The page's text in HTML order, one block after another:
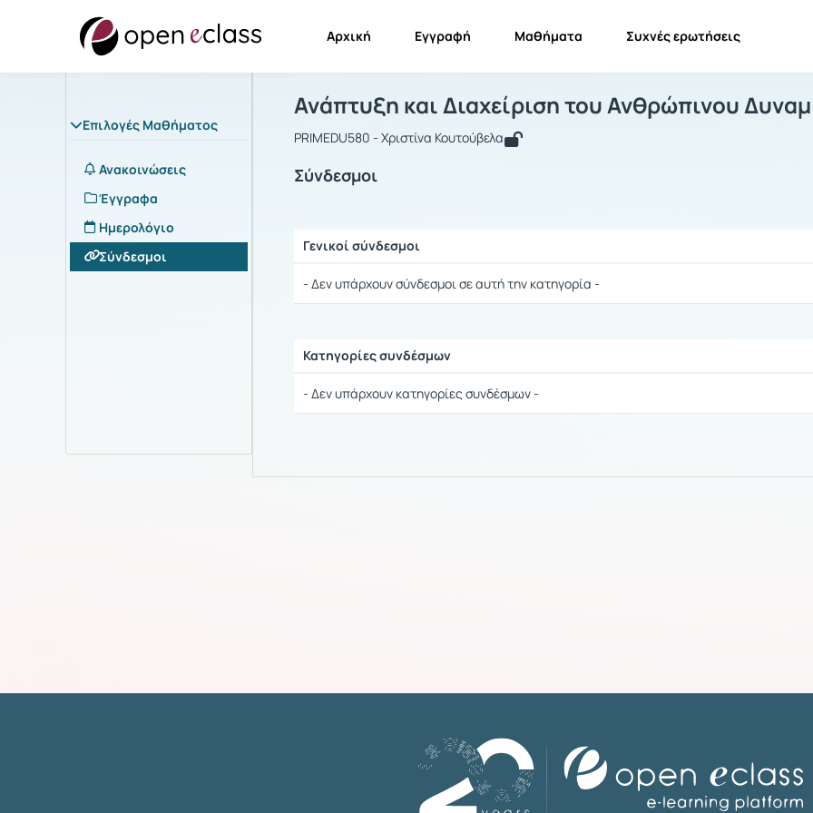
Αρχική Εγγραφή Μαθήματα Συχνές ερωτήσεις
Επιλογές Μαθήματος
Ανακοινώσεις
Έγγραφα
Ημερολόγιο
Σύνδεσμοι
Μάθημα : Ανάπτυξη και Διαχείριση του
Ανάπτυξη και Διαχείριση του Ανθρώπινου
PRIMEDU580 - Χριστίνα Κουτούβελα
Σύνδεσμοι
Γενικοί σύνδεσμοι
- Δεν υπάρχουν σύνδεσμοι σε αυτή την κατηγορία -
Κατηγορίες συνδέσμων
- Δεν υπάρχουν κατηγορίες συνδέσμων -